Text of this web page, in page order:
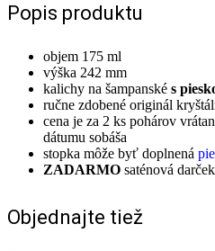
Popis produktu
objem 175 ml
výška 242 mm
kalichy na šampanské s
ručne zdobené originál
cena je za 2 ks pohárov
dátumu sobáša
stopka môže byť doplnená
ZADARMO saténová
Objednajte tiež